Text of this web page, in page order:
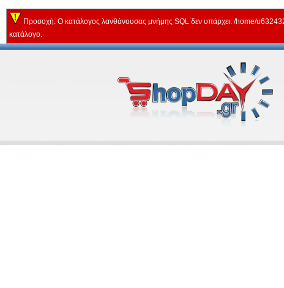
Προσοχή: Ο κατάλογος λανθάνουσας μνήμης SQL δεν υπάρχει: /home/
κατάλογο.